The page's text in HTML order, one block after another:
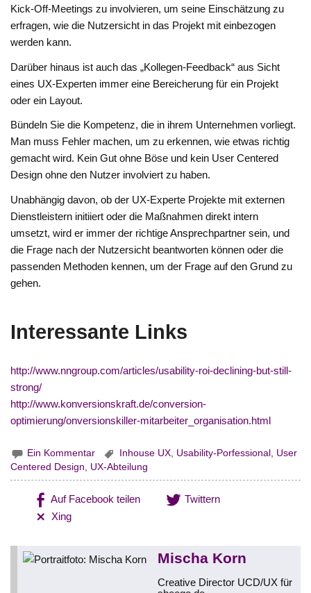
Kick-Off-Meetings zu involvieren, um seine Einschätzung zu
erfragen, wie die Nutzersicht in das Projekt mit einbezogen
werden kann.
Darüber hinaus ist auch das „Kollegen-Feedback“ aus Sicht
eines UX-Experten immer eine Bereicherung für ein Projekt
oder ein Layout.
Bündeln Sie die Kompetenz, die in ihrem Unternehmen vorliegt.
Man muss Fehler machen, um zu erkennen, wie etwas richtig
gemacht wird. Kein Gut ohne Böse und kein User Centered
Design ohne den Nutzer involviert zu haben.
Unabhängig davon, ob der UX-Experte Projekte mit externen
Dienstleistern initiiert oder die Maßnahmen direkt intern
umsetzt, wird er immer der richtige Ansprechpartner sein, und
die Frage nach der Nutzersicht beantworten können oder die
passenden Methoden kennen, um der Frage auf den Grund zu
gehen.
Interessante Links
http://www.nngroup.com/articles/usability-roi-declining-but-still-
strong/
http://www.konversionskraft.de/conversion-
optimierung/onversionskiller-mitarbeiter_organisation.html
Ein Kommentar Inhouse UX Usability-Porfessional
User
Centered Design, UX-Abteilung
Auf Facebook teilen
Twittern
Xing
Mischa Korn
Creative Director UCD/UX für